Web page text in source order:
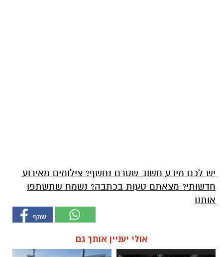
יש לכם מידע חשוב שטרם נחשף? צילומים מאירוע
חדשותי? מצאתם טעות בכתבה? נשמח שתשתפו
אותנו
אולי יעניין אותך גם